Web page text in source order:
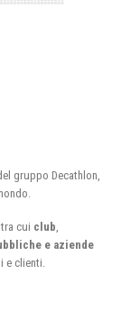
gruppo Decathlon,
cui club
e aziende
e clienti.